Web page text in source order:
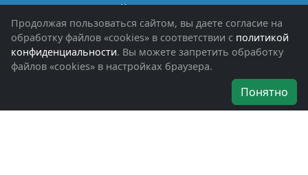
Книги памяти
Фотоальбомы
Обращения граждан
Помощь участникам СВО и их семьям
Об организации
Наши награды
Продолжая пользоваться сайтом, вы даете согласие на
обработку файлов «cookies» в соответствии с политикой
конфиденциальности. Вы можете запретить обработку
файлов «cookies» в настройках браузера.
Понятно